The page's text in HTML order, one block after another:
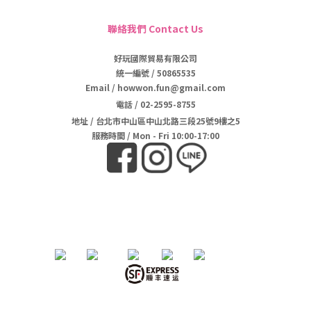
聯絡我們 Contact Us
好玩國際貿易有限公司
統一編號 / 50865535
Email / howwon.fun@gmail.com
電話/ 02-2595-8755
地址/ 台北市中山區中山北路三段25號9樓之5
服務時間 / Mon - Fri 10:00-17:00